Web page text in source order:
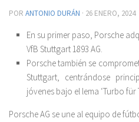
POR ANTONIO DURÁN · 26 ENERO, 2024
En su primer paso, Porsche
VfB Stuttgart 1893 AG.
Porsche también se
Stuttgart, centrándose
jóvenes bajo el lema ‘Turbo
Porsche AG se une al equipo de